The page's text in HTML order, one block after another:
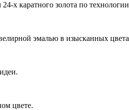
х каратного золота по
эмалью в изысканных
цвете.